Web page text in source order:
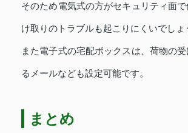
そのため電気式の方がセキュリティ面
け取りのトラブルも起こりにくいでしょ
また電子式の宅配ボックスは、荷物の
るメールなども設定可能です。
まとめ